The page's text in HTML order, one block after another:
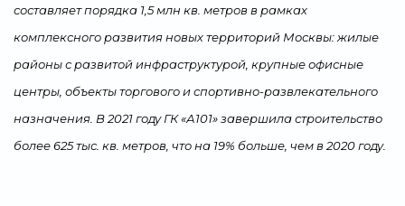
составляет порядка 1,5 млн кв. метров в рамках
комплексного развития новых территорий Москвы: жилые
районы с развитой инфраструктурой, крупные офисные
центры, объекты торгового и спортивно-развлекательного
назначения. В 2021 году ГК «А101» завершила строительство
более 625 тыс. кв. метров, что на 19% больше, чем в 2020 году.